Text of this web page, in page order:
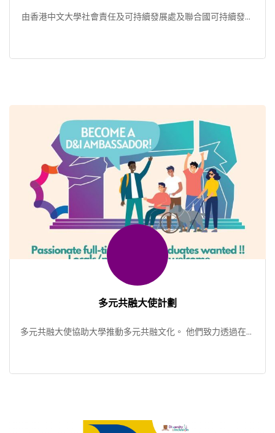
由香港中文大學社會責任及可持續發展處及聯合國可持續發展
多元共融大使計劃
多元共融大使協助大學推動多元共融文化。 他們致力透過在校